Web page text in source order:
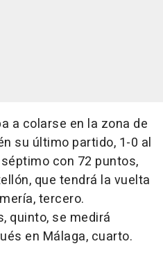
a colarse en la zona de
su último partido, 1-0 al
con 72 puntos,
que tendrá la vuelta
tercero.
quinto, se medirá
en Málaga, cuarto.